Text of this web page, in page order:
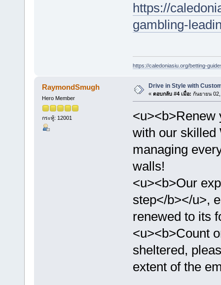
https://
gambling-
https://caledoniasiu.org/betting-
RaymondSmugh
Hero Member
กระทู้: 12001
Drive in Style with
« ตอบกลับ #4 เมื่อ: กันยายน
<u><b>Renew
with our skilled
managing
walls!
<u><b>Our
step</b></u>,
renewed to its
<u><b>Count
sheltered,
extent of the